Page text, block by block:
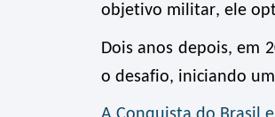
objetivo militar, ele
Dois anos depois, em
o desafio, iniciando